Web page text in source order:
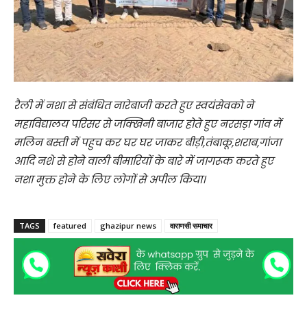
रैली में नशा से संबंधित नारेबाजी करते हुए स्वयंसेवको ने
महाविद्यालय परिसर से जक्खिनी बाजार होते हुए नरसड़ा गांव में
मलिन बस्ती में पहुच कर घर घर जाकर बीड़ी,तंबाकू,शराब,गांजा
आदि नशे से होने वाली बीमारियों के बारे में जागरूक करते हुए
नशा मुक्त होने के लिए लोगों से अपील किया।
TAGS featured ghazipur news वाराणसी समाचार